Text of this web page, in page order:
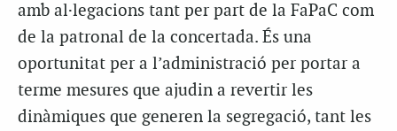
amb al·legacions tant per part de la FaPaC com
de la patronal de la concertada. És una
oportunitat per a l’administració per portar a
terme mesures que ajudin a revertir les
dinàmiques que generen la segregació, tant les